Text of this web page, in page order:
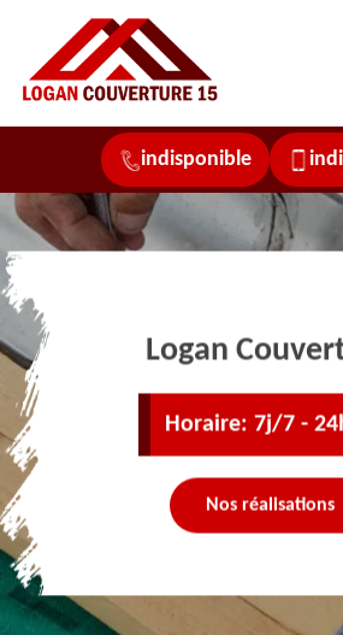
indisponible
Logan
Horaire: 7j/7 -
Nos réalisations